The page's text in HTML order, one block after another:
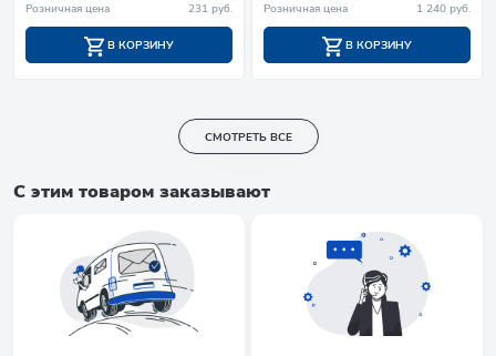
Розничная цена
231 руб.
В КОРЗИНУ
Розничная цена
1 240 руб.
В КОРЗИНУ
СМОТРЕТЬ ВСЕ
С этим товаром заказывают